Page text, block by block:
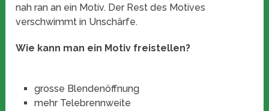
nah ran an ein Motiv. Der Rest des Motives
verschwimmt in Unschärfe.
Wie kann man ein Motiv freistellen?
grosse Blendenöffnung
mehr Telebrennweite